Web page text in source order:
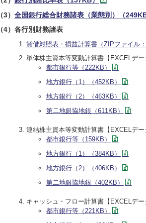
（3） 全国銀行総合財務諸表（業態別）（249KB
（4）各行別財務諸表
貸借対照表・損益計算書（ZIPファイル：
単体株主資本等変動計算書【EXCELデー
都市銀行等（222KB）
地方銀行（1）（452KB）
地方銀行（2）（463KB）
第二地銀協地銀（611KB）
連結株主資本等変動計算書【EXCELデー
都市銀行等（159KB）
地方銀行（1）（384KB）
地方銀行（2）（406KB）
第二地銀協地銀（402KB）
キャッシュ・フロー計算書【EXCELデー
都市銀行等（221KB）